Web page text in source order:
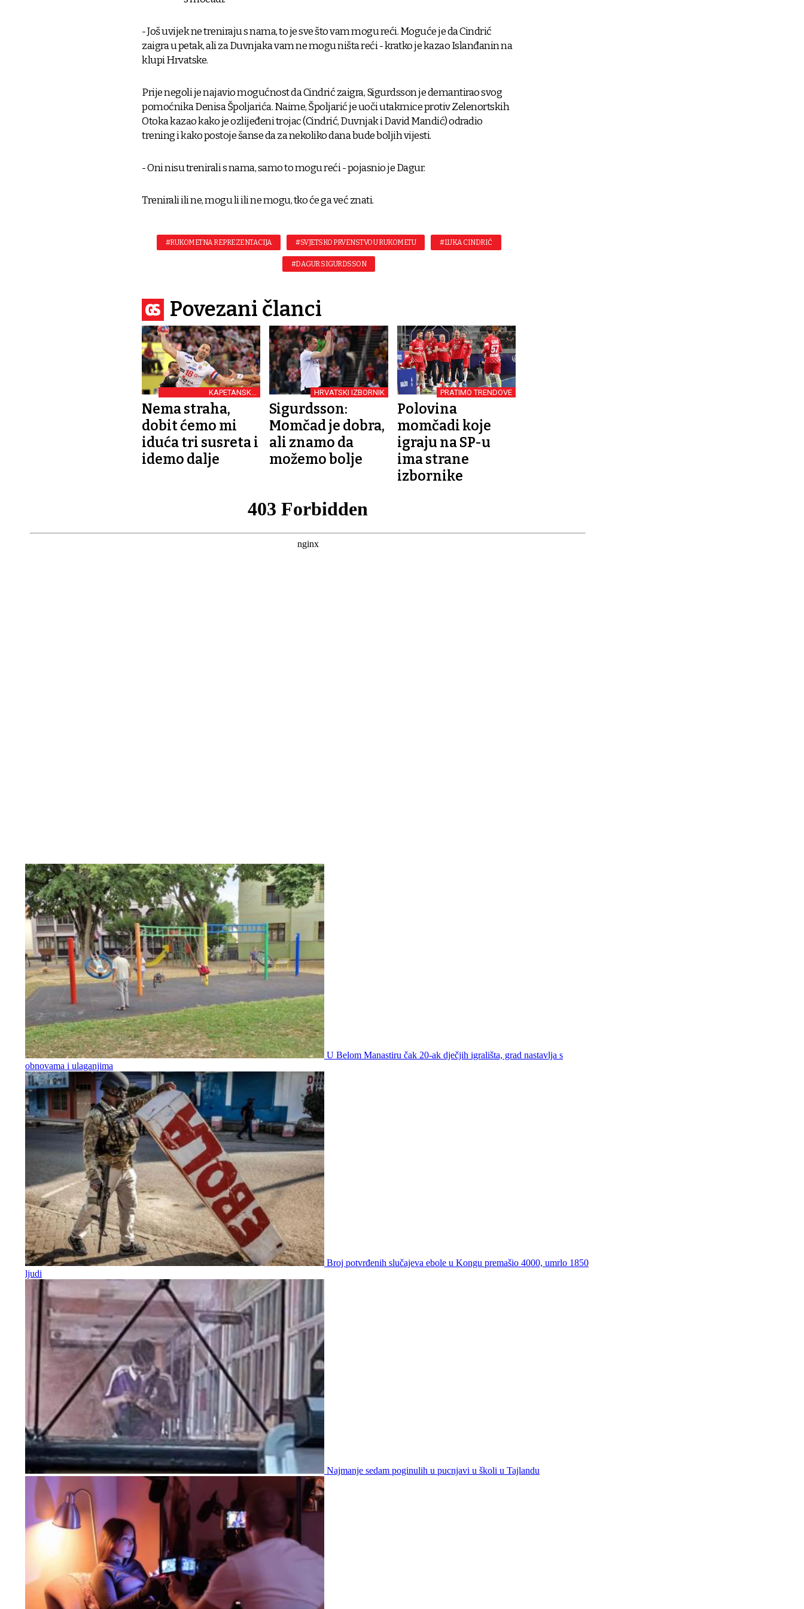
- Još uvijek ne treniraju s nama, to je sve što vam mogu reći. Moguće je da Cindrić
zaigra u petak, ali za Duvnjaka vam ne mogu ništa reći - kratko je kazao Islanđanin na
klupi Hrvatske.
Prije negoli je najavio mogućnost da Cindrić zaigra, Sigurdsson je demantirao svog
pomoćnika Denisa Špoljarića. Naime, Špoljarić je uoči utakmice protiv Zelenortskih
Otoka kazao kako je ozlijeđeni trojac (Cindrić, Duvnjak i David Mandić) odradio
trening i kako postoje šanse da za nekoliko dana bude boljih vijesti.
- Oni nisu trenirali s nama, samo to mogu reći - pojasnio je Dagur.
Trenirali ili ne, mogu li ili ne mogu, tko će ga već znati.
#RUKOMETNA REPREZENTACIJA #SVJETSKO PRVENSTVO U RUKOMETU #LUKA CINDRIĆ
#DAGUR SIGURDSSON
Povezani članci
KAPETANSKA
TROBOJNICA
Nema straha,
dobit ćemo mi
iduća tri susreta i
idemo dalje
HRVATSKI IZBORNIK
Sigurdsson:
Momčad je dobra,
ali znamo da
možemo bolje
PRATIMO TRENDOVE
Polovina
momčadi koje
igraju na SP-u
ima strane
izbornike
U Belom Manastiru čak 20-ak dječjih igrališta, grad nastavlja s
obnovama i ulaganjima
Broj potvrđenih slučajeva ebole u Kongu premašio 4000, umrlo 1850
ljudi
Najmanje sedam poginulih u pucnjavi u školi u Tajlandu